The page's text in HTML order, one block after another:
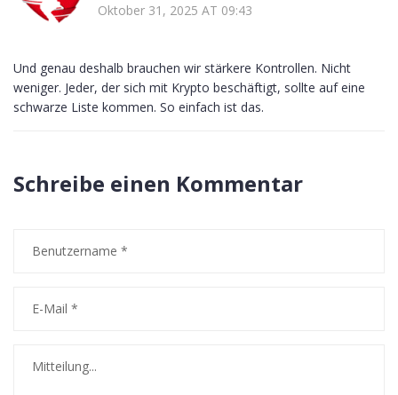
Oktober 31, 2025 AT 09:43
Und genau deshalb brauchen wir stärkere Kontrollen. Nicht
weniger. Jeder, der sich mit Krypto beschäftigt, sollte auf eine
schwarze Liste kommen. So einfach ist das.
Schreibe einen Kommentar